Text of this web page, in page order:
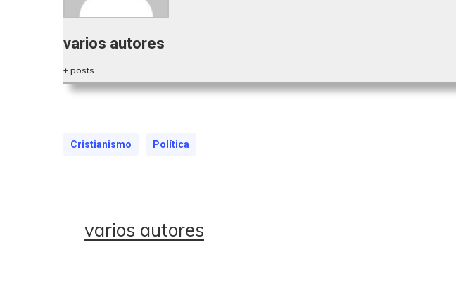
varios autores
+ posts
Cristianismo Política
varios autores